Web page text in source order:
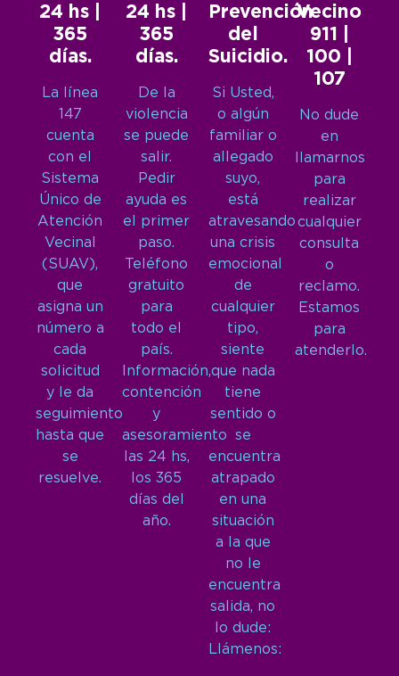
24 hs |
365
días.
La línea
147
cuenta
con el
Sistema
Único de
Atención
Vecinal
(SUAV),
que
asigna un
número a
cada
solicitud
y le da
seguimiento
hasta que
se
resuelve.
24 hs |
365
días.
De la
violencia
se puede
salir.
Pedir
ayuda es
el primer
paso.
Teléfono
gratuito
para
todo el
país.
Información,
contención
y
asesoramiento
las 24 hs,
los 365
días del
año.
Prevención
del
Suicidio.
Si Usted,
o algún
familiar o
allegado
suyo,
está
atravesando
una crisis
emocional
de
cualquier
tipo,
siente
que nada
tiene
sentido o
se
encuentra
atrapado
en una
situación
a la que
no le
encuentra
salida, no
lo dude:
Llámenos:
Vecino
911 |
100 |
107
No dude
en
llamarnos
para
realizar
cualquier
consulta
o
reclamo.
Estamos
para
atenderlo.